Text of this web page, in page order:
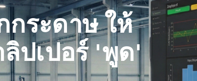
ระดาษ ให้
ลิปเปอร์ 'พูด'